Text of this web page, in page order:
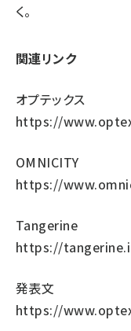
く。
関連リンク
オプテックス
https://
OMNICITY
https://
Tangerine
https://
発表文
https://